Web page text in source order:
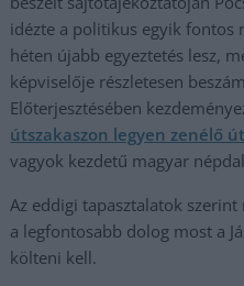
idézte a politikus egyik fontos
héten újabb egyeztetés lesz,
képviselője részletesen
Előterjesztésében
útszakaszon legyen zenélő
vagyok kezdetű magyar
Az eddigi tapasztalatok
a legfontosabb dolog most a
költeni kell.